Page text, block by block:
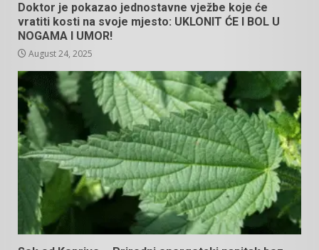
Doktor je pokazao jednostavne vježbe koje će
vratiti kosti na svoje mjesto: UKLONIT ĆE I BOL U
NOGAMA I UMOR!
August 24, 2025